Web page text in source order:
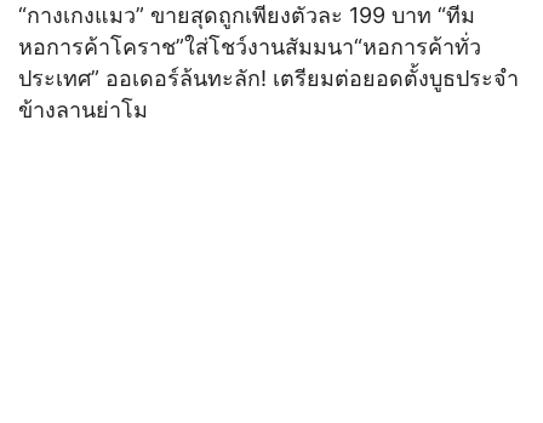
“กางเกงแมว” ขายสุดถูกเพียงตัวละ 199 บาท “ทีม
หอการค้าโคราช”ใส่โชว์งานสัมมนา“หอการค้าทั่ว
ประเทศ” ออเดอร์ล้นทะลัก! เตรียมต่อยอดตั้งบูธประจำ
ข้างลานย่าโม